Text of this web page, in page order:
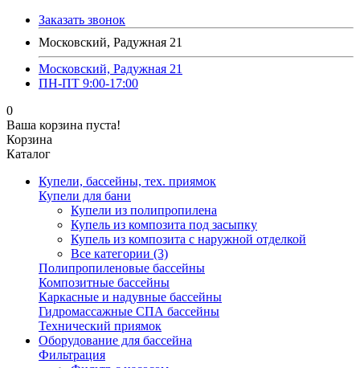
Заказать звонок
Московский, Радужная 21
Московский, Радужная 21
ПН-ПТ 9:00-17:00
0
Ваша корзина пуста!
Корзина
Каталог
Купели, бассейны, тех. приямок
Купели для бани
Купели из полипропилена
Купель из композита под засыпку
Купель из композита с наружной отделкой
Все категории (3)
Полипропиленовые бассейны
Композитные бассейны
Каркасные и надувные бассейны
Гидромассажные СПА бассейны
Технический приямок
Оборудование для бассейна
Фильтрация